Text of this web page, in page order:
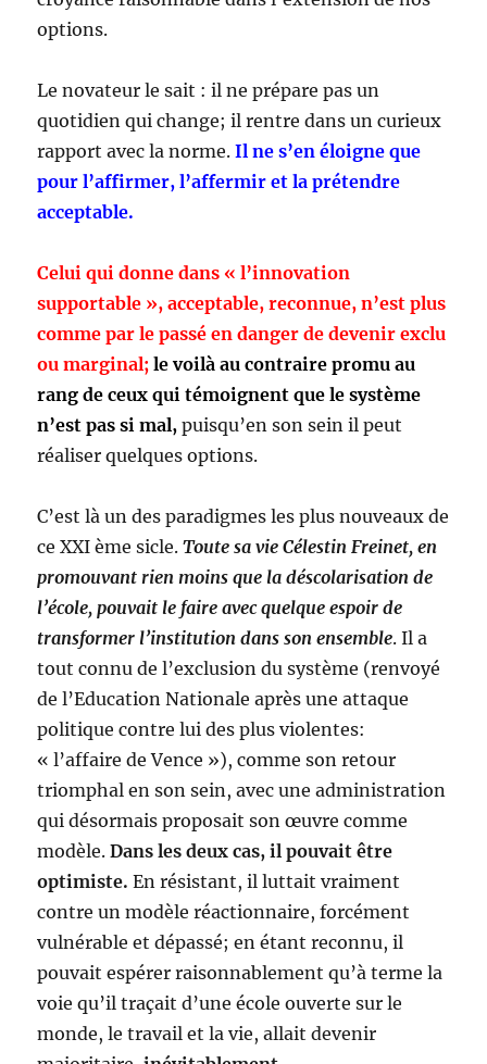
options.
Le novateur le sait : il ne prépare pas un
quotidien qui change; il rentre dans un curieux
rapport avec la norme.Il ne s’en éloigne que
pour l’affirmer, l’affermir et la prétendre
acceptable.
Celui qui donne dans « l’innovation
supportable », acceptable, reconnue, n’est plus
comme par le passé en danger de devenir exclu
ou marginal;le voilà au contraire promu au
rang de ceux qui témoignent que le système
n’est pas si mal, puisqu’en son sein il peut
réaliser quelques options.
C’est là un des paradigmes les plus nouveaux de
ce XXI ème sicle.Toute sa vie Célestin Freinet, en
promouvant rien moins que la déscolarisation de
l’école, pouvait le faire avec quelque espoir de
transformer l’institution dans son ensemble. Il a
tout connu de l’exclusion du système (renvoyé
de l’Education Nationale après une attaque
politique contre lui des plus violentes:
« l’affaire de Vence »), comme son retour
triomphal en son sein, avec une administration
qui désormais proposait son œuvre comme
modèle.Dans les deux cas, il pouvait être
optimiste. En résistant, il luttait vraiment
contre un modèle réactionnaire, forcément
vulnérable et dépassé; en étant reconnu, il
pouvait espérer raisonnablement qu’à terme la
voie qu’il traçait d’une école ouverte sur le
monde, le travail et la vie, allait devenir